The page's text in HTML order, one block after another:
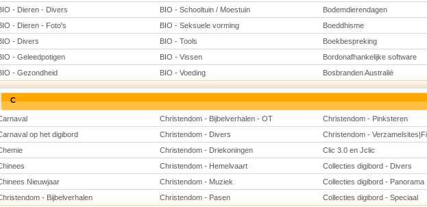
- Dieren - Divers
BIO - Schooltuin / Moestuin
Bodemdierendagen
- Dieren - Foto's
BIO - Seksuele vorming
Boeddhisme
- Divers
BIO - Tools
Boekbespreking
- Geleedpotigen
BIO - Vissen
Bordonafhankelijke software
- Gezondheid
BIO - Voeding Bosbranden Australië
C
Christendom - Bijbelverhalen - OT
Christendom - Pinksteren
op het digibord
Christendom - Divers
Christendom -
Christendom - Driekoningen
Clic 3.0 en Jclic
Christendom - Hemelvaart
Collecties digibord - Divers
Nieuwjaar
Christendom - Muziek
Collecties digibord - Panorama
- Bijbelverhalen
Christendom - Pasen Collecties digibord - Speciaal